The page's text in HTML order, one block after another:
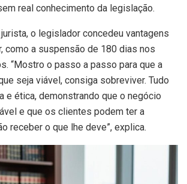
real conhecimento da legislação.
o legislador concedeu vantagens
como a suspensão de 180 dias nos
“Mostro o passo a passo para que a
seja viável, consiga sobreviver. Tudo
e ética, demonstrando que o negócio
e que os clientes podem ter a
receber o que lhe deve”, explica.